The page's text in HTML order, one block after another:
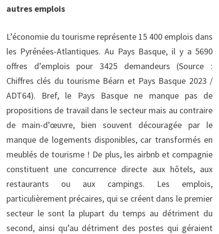
autres emplois
L’économie du tourisme représente 15 400 emplois dans
les Pyrénées-Atlantiques. Au Pays Basque, il y a 5690
offres d’emplois pour 3425 demandeurs (Source :
Chiffres clés du tourisme Béarn et Pays Basque 2023 /
ADT64). Bref, le Pays Basque ne manque pas de
propositions de travail dans le secteur mais au contraire
de main-d’œuvre, bien souvent découragée par le
manque de logements disponibles, car transformés en
meublés de tourisme ! De plus, les airbnb et compagnie
constituent une concurrence directe aux hôtels, aux
restaurants ou aux campings. Les emplois,
particulièrement précaires, qui se créent dans le premier
secteur le sont la plupart du temps au détriment du
second, ainsi qu’au détriment des postes qui géraient